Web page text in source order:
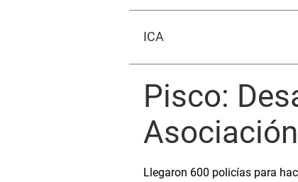
ICA
Pisco:
Llegaron 600 policías para